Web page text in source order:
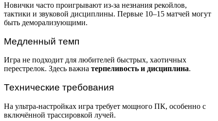
Новички часто проигрывают из-за незнания рекойлов,
тактики и звуковой дисциплины. Первые 10–15 матчей могут
быть деморализующими.
Медленный темп
Игра не подходит для любителей быстрых, хаотичных
перестрелок. Здесь важна терпеливость и дисциплина.
Технические требования
На ультра-настройках игра требует мощного ПК, особенно с
включённой трассировкой лучей.